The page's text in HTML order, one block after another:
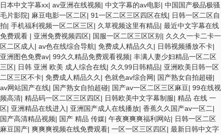
日本中文字幕xx| av亚洲在线视频| 中文字幕的av电影| 中国国产极品极骚
毛片影院| 麻豆电影一区二区| 91一区二区三区四区在线| 日韩一区二区自
拍| 手机福利视频一区二区三区| 久草视频这里有精品| 最近中文字幕在线
免费观看 | 亚洲免费视频四区| 国服一区二区三区区别 | 久久久一卡二卡一
区二区成人 | av色在线综合导航| 免费成人精品久久 | 日韩视频播放不卡|
亚洲图色免费av| 99久久精品免费观看视频| 丰满人妻少妇精品一区二区
三区| 日韩 亚洲 欧美 成人综合在线| 久久99日韩精品| 亚洲欧美日韩一区
二区三区不卡| 免费成人精品久久 | 色就色av综合网| 国产熟女自拍超碰|
av网站国产在线| 国产熟女自拍超碰| 国产av一区二区三区麻豆| 99在线视
频高清| 精品码一区二区三区四区| 日韩欧美中文字幕制服| 精品 在线 一
区| 亚洲精品在线进入 | 亚洲国产成人在线播放| 香蕉久久国产av一区二|
国产高清精品视频| 国产 精品 传媒| 午夜爽爽爽福利网站| 日韩一区二区
麻豆国产| 爽爽爽视频在线免费观看| 一区一区三区四区| 最新日韩中文字